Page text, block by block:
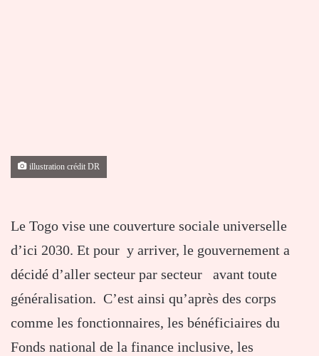
illustration crédit DR
Le Togo vise une couverture sociale universelle
d’ici 2030. Et pour y arriver, le gouvernement a
décidé d’aller secteur par secteur avant toute
généralisation. C’est ainsi qu’après des corps
comme les fonctionnaires, les bénéficiaires du
Fonds national de la finance inclusive, les